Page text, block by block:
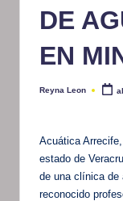
DE
EN
Publicado
Reyna Leon
Acuática
estado de
de una clínica de
reconocido